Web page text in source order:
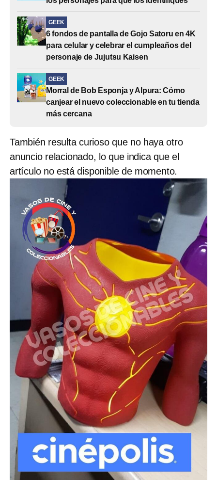
GEEK
6 fondos de pantalla de Gojo Satoru en 4K
para celular y celebrar el cumpleaños del
personaje de Jujutsu Kaisen
GEEK
Morral de Bob Esponja y Alpura: Cómo
canjear el nuevo coleccionable en tu tienda
más cercana
También resulta curioso que no haya otro
anuncio relacionado, lo que indica que el
artículo no está disponible de momento.